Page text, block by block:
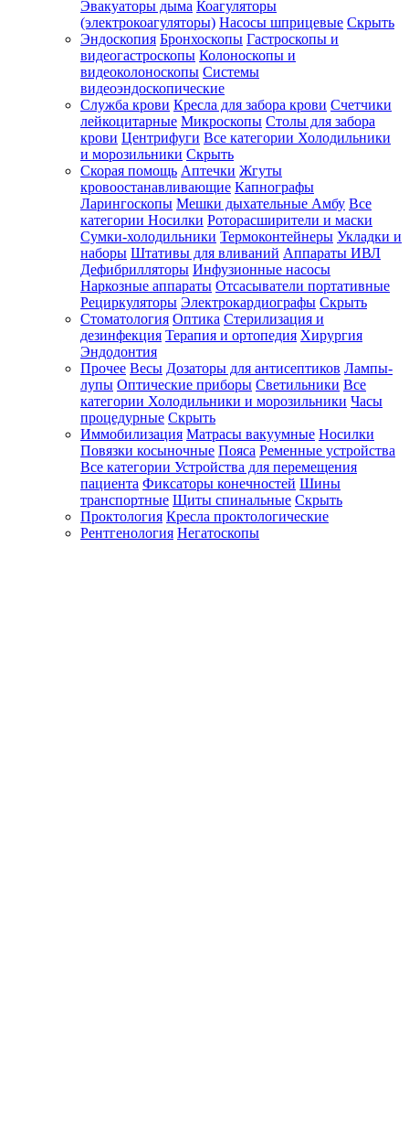
Эвакуаторы дыма Коагуляторы
(электрокоагуляторы) Насосы шприцевые Скрыть
Эндоскопия Бронхоскопы Гастроскопы и
видеогастроскопы Колоноскопы и
видеоколоноскопы Системы
видеоэндоскопические
Служба крови Кресла для забора крови Счетчики
лейкоцитарные Микроскопы Столы для забора
крови Центрифуги Все категории Холодильники
и морозильники Скрыть
Скорая помощь Аптечки Жгуты
кровоостанавливающие Капнографы
Ларингоскопы Мешки дыхательные Амбу Все
категории Носилки Роторасширители и маски
Сумки-холодильники Термоконтейнеры Укладки и
наборы Штативы для вливаний Аппараты ИВЛ
Дефибрилляторы Инфузионные насосы
Наркозные аппараты Отсасыватели портативные
Рециркуляторы Электрокардиографы Скрыть
Стоматология Оптика Стерилизация и
дезинфекция Терапия и ортопедия Хирургия
Эндодонтия
Прочее Весы Дозаторы для антисептиков Лампы-
лупы Оптические приборы Светильники Все
категории Холодильники и морозильники Часы
процедурные Скрыть
Иммобилизация Матрасы вакуумные Носилки
Повязки косыночные Пояса Ременные устройства
Все категории Устройства для перемещения
пациента Фиксаторы конечностей Шины
транспортные Щиты спинальные Скрыть
Проктология Кресла проктологические
Рентгенология Негатоскопы